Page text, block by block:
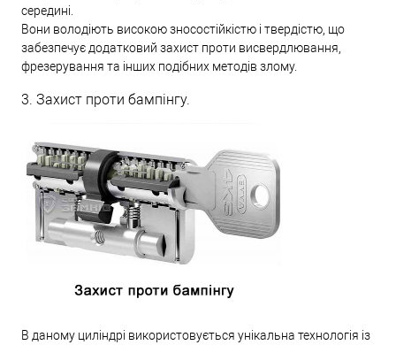
середині.
Вони володіють високою зносостійкістю і твердістю, що
забезпечує додатковий захист проти висвердлювання,
фрезерування та інших подібних методів злому.
3. Захист проти бампінгу.
В даному циліндрі використовується унікальна технологія із